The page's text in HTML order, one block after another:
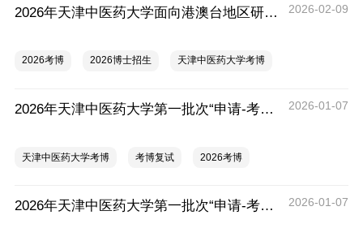
2026年天津中医药大学面向港澳台地区研究生招生简章 2026-02-09
2026考博 2026博士招生 天津中医药大学考博
2026年天津中医药大学第一批次“申请-考核制”博士研究生招生复试通知（中药学院） 2026-01-07
天津中医药大学考博 考博复试 2026考博
2026年天津中医药大学第一批次“申请-考核制”博士研究生招生复试通知（针灸推拿学院） 2026-01-07